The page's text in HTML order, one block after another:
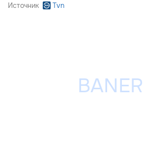
Источник Tvn